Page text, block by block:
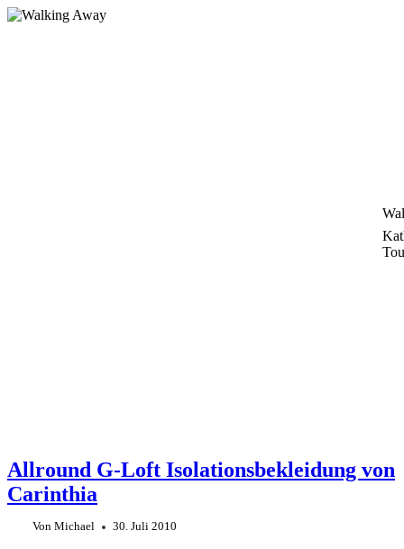
Zum
Allround G-Loft Isolationsbekleidung von
Carinthia
Von Michael 30. Juli 2010